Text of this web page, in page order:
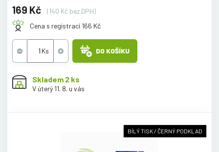
169 Kč
(140 Kč bez DPH)
Cena s registrací 166 Kč
DO KOŠÍKU
Skladem 2 ks
V úterý 11. 8. u vás
BÍLÝ TISK / ČERNÝ PODKLAD